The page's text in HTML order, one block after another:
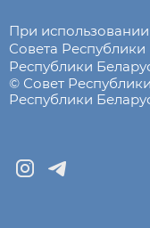
При
Совета
Республики
© Совет
Республики